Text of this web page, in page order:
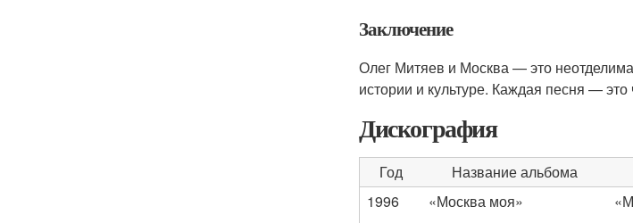
Заключение
Олег Митяев и Москва — это
истории и культуре. Каждая песня —
Дискография
Год Название альбома
1996
«Москва моя»